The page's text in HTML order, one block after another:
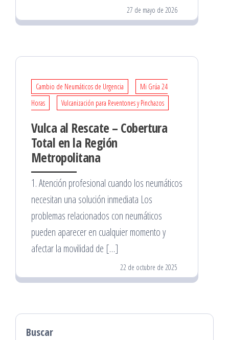
27 de mayo de 2026
Cambio de Neumáticos de Urgencia
Mi Grúa 24
Horas
Vulcanización para Reventones y Pinchazos
Vulca al Rescate – Cobertura
Total en la Región
Metropolitana
1. Atención profesional cuando los neumáticos
necesitan una solución inmediata Los
problemas relacionados con neumáticos
pueden aparecer en cualquier momento y
afectar la movilidad de […]
22 de octubre de 2025
Buscar